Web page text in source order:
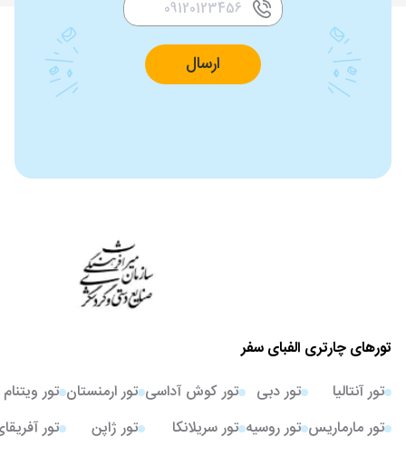
ارسال
تورهای چارتری الفبای سفر
تور آنتالیا
تور مارماریس
تور دبی
تور روسیه
تور کوش آداسی
تور سریلانکا
تور ارمنستان
تور ژاپن
تور ویتنام
تور